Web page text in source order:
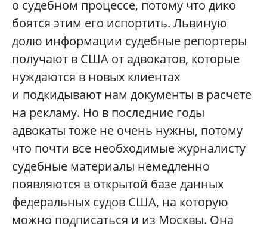
о судебном процессе, потому что дико
боятся этим его испортить. Львиную
долю информации судебные репортеры
получают в США от адвокатов, которые
нуждаются в новых клиентах
и подкидывают нам документы в расчете
на рекламу. Но в последние годы
адвокаты тоже не очень нужны, потому
что почти все необходимые журналисту
судебные материалы немедленно
появляются в открытой базе данных
федеральных судов США, на которую
можно подписаться и из Москвы. Она